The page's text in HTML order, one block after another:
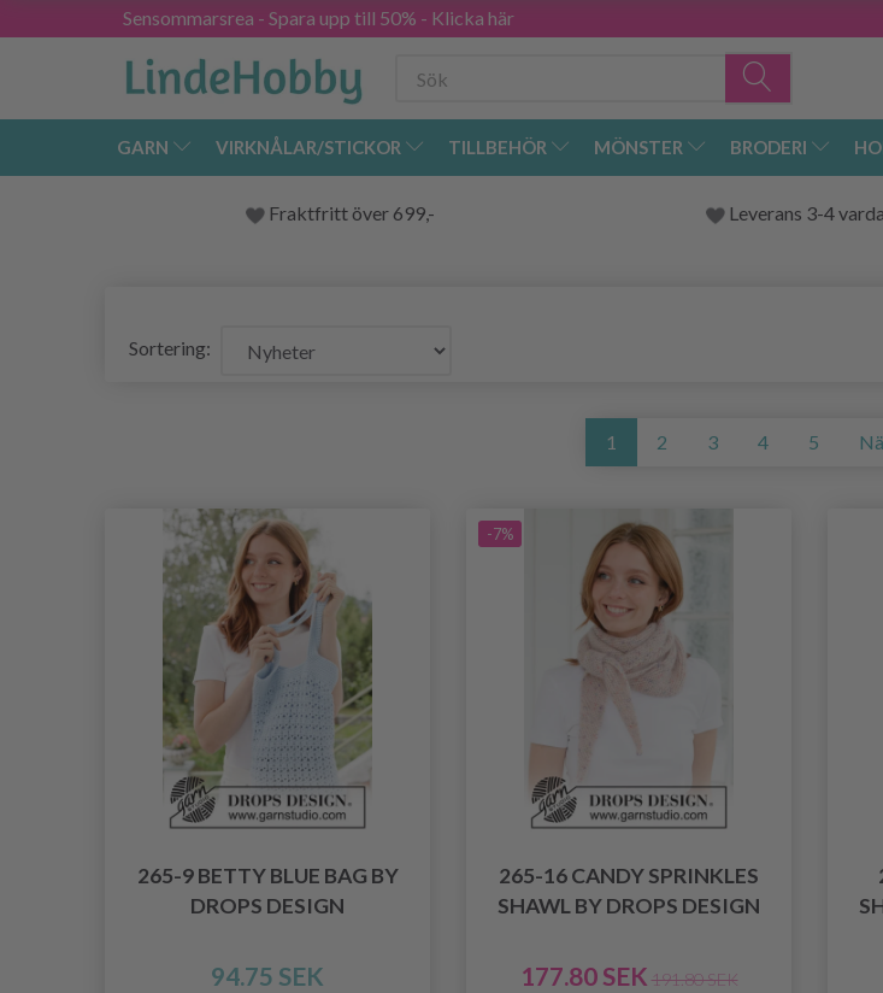
Sensommarsrea - Spara upp till 50% - Klicka här
GARN VIRKNÅLAR/STICKOR TILLBEHÖR MÖNSTER BRODERI
Fraktfritt över 699,- Leverans 3-4
Sortering:
1 2 3 4 5
265-9 BETTY BLUE BAG BY
DROPS DESIGN
94.75 SEK
-7%
265-16 CANDY SPRINKLES
SHAWL BY DROPS DESIGN
177.80 SEK 191.80 SEK